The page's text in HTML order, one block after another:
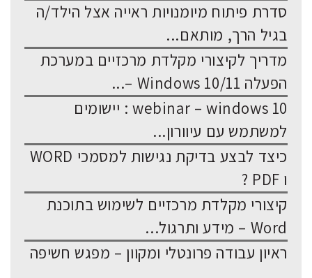
סדרת פיתוח מיומנויות ראייה אצל הילד/ה
בגיל הרך, מותאם...
מדריך לקיצורי מקלדת מרכזיים במערכת
הפעלה Windows 10/11 –...
webinar – windows 10 : יישומים
למשתמש עם עיוורון...
כיצד לבצע בדיקת נגישות למסמכי WORD
ו PDF ?
קיצורי מקלדת מרכזיים לשימוש בתוכנת
Word – מידע ותרגול...
ראיון עבודה פרונטלי ומקוון – מפגש חשיפה